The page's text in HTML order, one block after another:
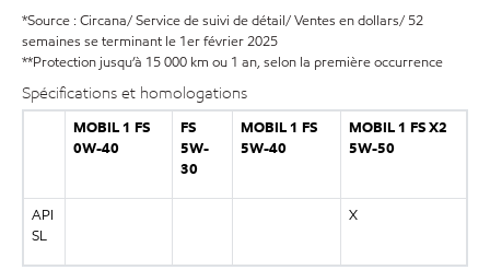
*Source : Circana/ Service de suivi de détail/ Ventes en dollars/ 52
semaines se terminant le 1er février 2025
**Protection jusqu’à 15 000 km ou 1 an, selon la première occurrence
Spécifications et homologations
MOBIL 1 FS
0W-40
FS
5W-
30
MOBIL 1 FS
5W-40
MOBIL 1 FS X2
5W-50
API
SL
X